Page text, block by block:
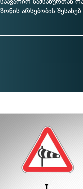
საავარიო სამსახურთან
ზონის არსებობის შესახებ